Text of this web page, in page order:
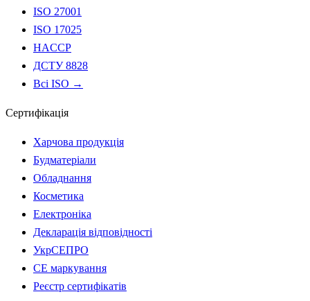
ISO 27001
ISO 17025
HACCP
ДСТУ 8828
Всі ISO →
Сертифікація
Харчова продукція
Будматеріали
Обладнання
Косметика
Електроніка
Декларація відповідності
УкрСЕПРО
CE маркування
Реєстр сертифікатів